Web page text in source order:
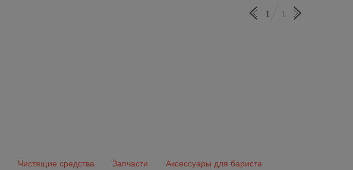
1 1
Чистящие средства Запчасти Аксессуары для бариста